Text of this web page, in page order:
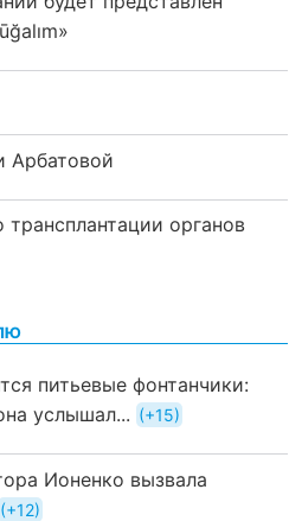
Арбатовой
органов
питьевые фонтанчики:
услышал...
+15
Ионенко вызвала
+12